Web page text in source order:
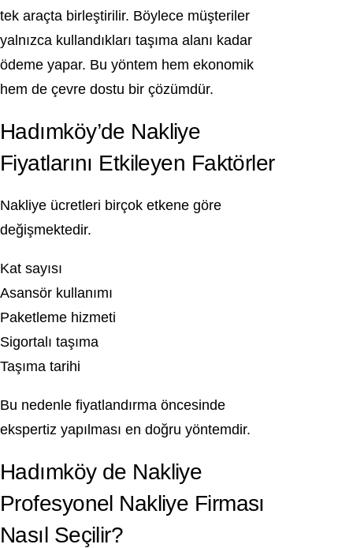
tek araçta birleştirilir. Böylece müşteriler
yalnızca kullandıkları taşıma alanı kadar
ödeme yapar. Bu yöntem hem ekonomik
hem de çevre dostu bir çözümdür.
Hadımköy’de Nakliye
Fiyatlarını Etkileyen Faktörler
Nakliye ücretleri birçok etkene göre
değişmektedir.
Kat sayısı
Asansör kullanımı
Paketleme hizmeti
Sigortalı taşıma
Taşıma tarihi
Bu nedenle fiyatlandırma öncesinde
ekspertiz yapılması en doğru yöntemdir.
Hadımköy de Nakliye
Profesyonel Nakliye Firması
Nasıl Seçilir?